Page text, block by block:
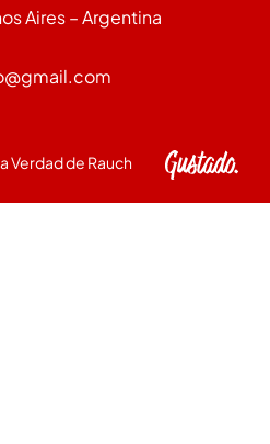
Aires – Argentina
Verdad de Rauch